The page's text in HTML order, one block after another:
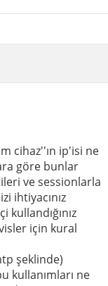
cihaz''ın ip'isi ne
göre bunlar
ve sessionlarla
ihtiyacınız
için kural
şeklinde)
kullanımları ne